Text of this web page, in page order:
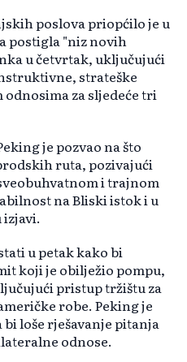
poslova priopćilo je u
postigla "niz novih
u četvrtak, uključujući
strateške
za sljedeće tri
je pozvao na što
ruta, pozivajući
i trajnom
na Bliski istok i u
izjavi.
u petak kako bi
koji je obilježio pompu,
pristup tržištu za
robe. Peking je
loše rješavanje pitanja
odnose.